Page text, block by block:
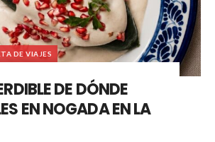
DE VIAJES
DE DÓNDE
EN NOGADA EN LA